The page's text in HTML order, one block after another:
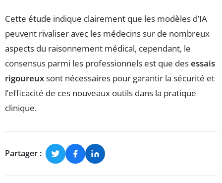
Cette étude indique clairement que les modèles d’IA
peuvent rivaliser avec les médecins sur de nombreux
aspects du raisonnement médical, cependant, le
consensus parmi les professionnels est que desessais
rigoureuxsont nécessaires pour garantir la sécurité et
l’efficacité de ces nouveaux outils dans la pratique
clinique.
Partager :